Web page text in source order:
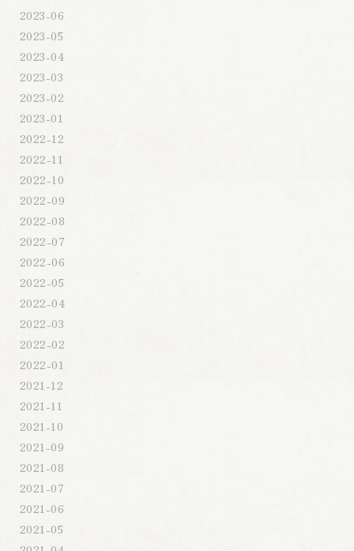
2023-06
2023-05
2023-04
2023-03
2023-02
2023-01
2022-12
2022-11
2022-10
2022-09
2022-08
2022-07
2022-06
2022-05
2022-04
2022-03
2022-02
2022-01
2021-12
2021-11
2021-10
2021-09
2021-08
2021-07
2021-06
2021-05